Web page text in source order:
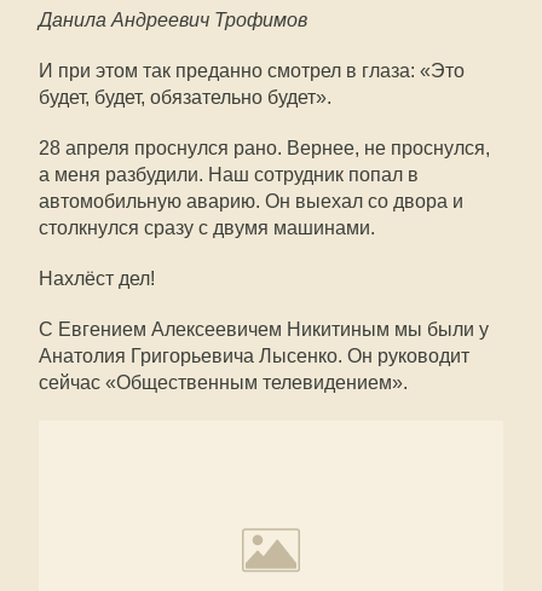
Данила Андреевич Трофимов
И при этом так преданно смотрел в глаза: «Это
будет, будет, обязательно будет».
28 апреля проснулся рано. Вернее, не проснулся,
а меня разбудили. Наш сотрудник попал в
автомобильную аварию. Он выехал со двора и
столкнулся сразу с двумя машинами.
Нахлёст дел!
С Евгением Алексеевичем Никитиным мы были у
Анатолия Григорьевича Лысенко. Он руководит
сейчас «Общественным телевидением».